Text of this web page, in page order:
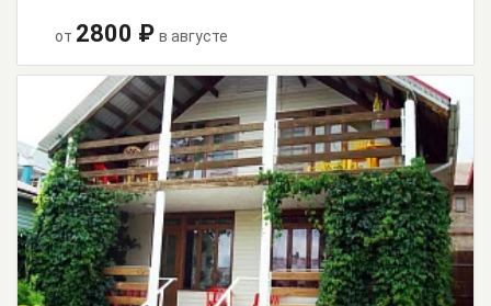
от 2800 ₽ в августе